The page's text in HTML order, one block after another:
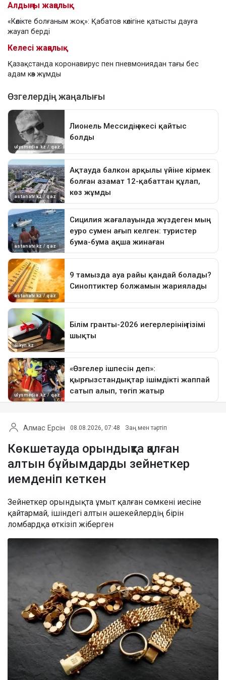
Алдыңғы жаңалық
«Көлікте болғаным жоқ»: Қабатов көлігіне қатысты дауға
жауап берді
Келесі жаңалық
Қазақстанда коронавирус пен пневмониядан тағы бес
адам көз жұмды
Алмас Ерсін 08.08.2026, 07:48 Заң мен тәртіп
Көкшетауда орындықта қалған
алтын бұйымдарды зейнеткер
иемденіп кеткен
Зейнеткер орындықта ұмыт қалған сөмкені иесіне
қайтармай, ішіндегі алтын әшекейлердің бірін
ломбардқа өткізіп жіберген